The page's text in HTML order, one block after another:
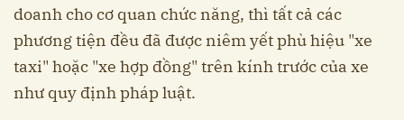
doanh cho cơ quan chức năng, thì tất cả các
phương tiện đều đã được niêm yết phù hiệu "xe
taxi" hoặc "xe hợp đồng" trên kính trước của xe
như quy định pháp luật.